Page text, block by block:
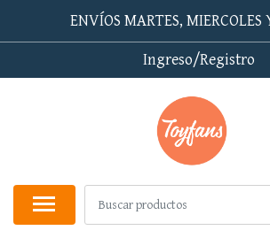
ENVÍOS MARTES, MIERCOLES
Ingreso/Registro